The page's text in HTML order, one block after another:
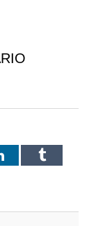
LinkedInTumblr